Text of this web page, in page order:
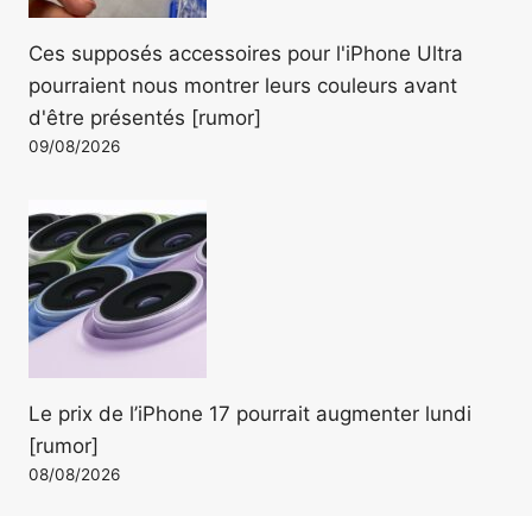
Ces supposés accessoires pour l'iPhone Ultra
pourraient nous montrer leurs couleurs avant
d'être présentés [rumor]
09/08/2026
Le prix de l’iPhone 17 pourrait augmenter lundi
[rumor]
08/08/2026